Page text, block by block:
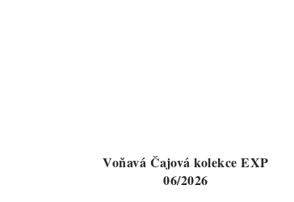
Voňavá Čajová kolekce EXP
06/2026